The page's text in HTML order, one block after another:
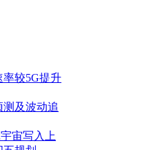
率较5G提升
及波动追
宙写入上